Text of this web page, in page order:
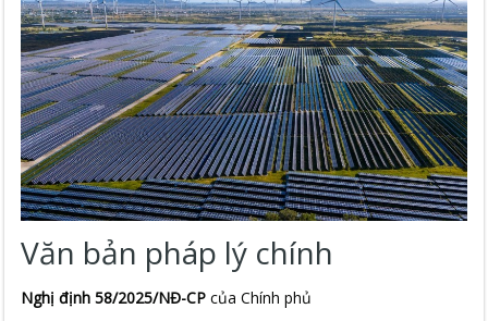
Văn bản pháp lý chính
Nghị định 58/2025/NĐ-CP của Chính phủ